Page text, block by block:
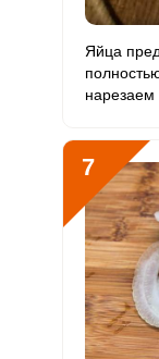
Яйца
нарезаем
7